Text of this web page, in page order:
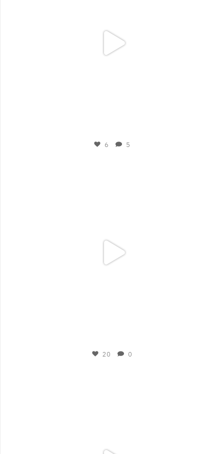
6 5
20 0